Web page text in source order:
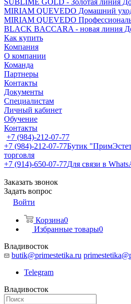
SUBLIME GOLD - Золотая линия
MIRIAM QUEVEDO Домашний
MIRIAM QUEVEDO
BLACK BACCARA - новая линия
Как купить
Компания
О компании
Команда
Партнеры
Контакты
Документы
Специалистам
Личный кабинет
Обучение
Контакты
+7 (984)-212-07-77
+7 (984)-212-07-77Бутик
торговля
+7 (914)-650-07-77Для связи в
Заказать звонок
Задать вопрос
Войти
Корзина0
Избранные товары0
Владивосток
butik@primestetika.ru
Telegram
Владивосток